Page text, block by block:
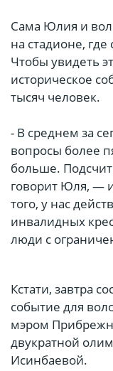
Сама Юлия и
на стадионе,
Чтобы увидеть
историческое
тысяч человек.
- В среднем за
вопросы более
больше.
говорит Юля, —
того, у нас
инвалидных
люди с
Кстати, завтра
событие для
мэром
двукратной
Исинбаевой.